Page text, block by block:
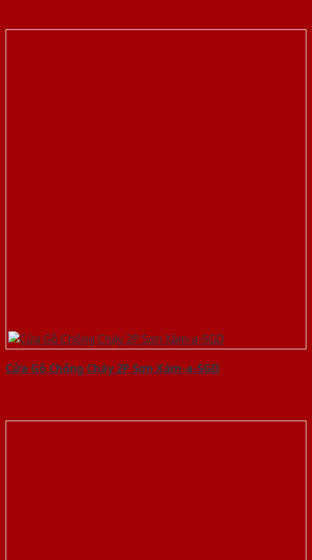
Cửa Gỗ Chống Cháy 2P Sơn Xám-a-SGD